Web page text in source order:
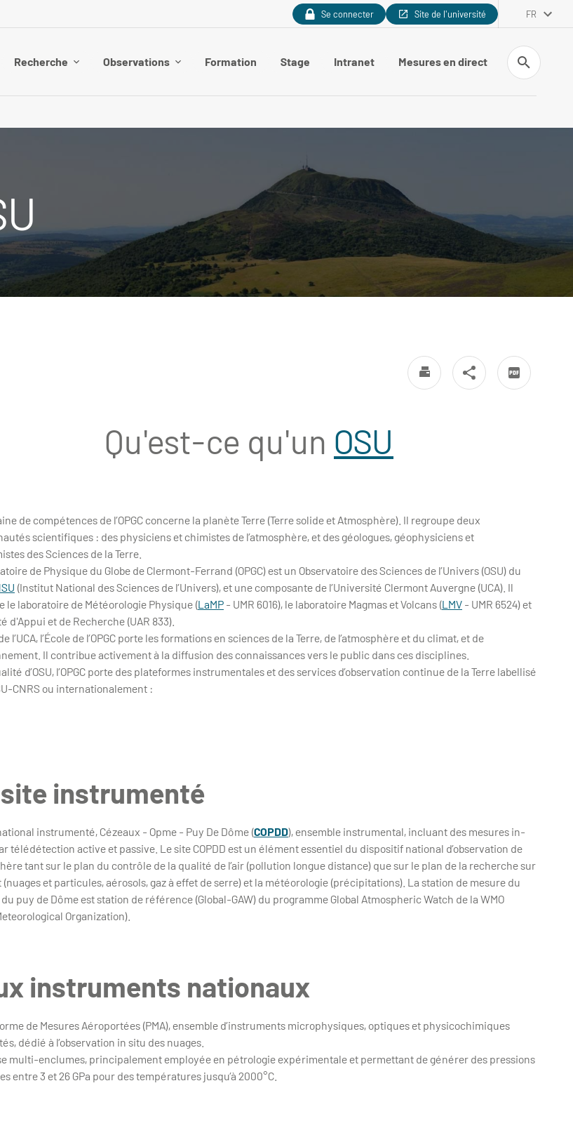
Se connecter Site de l'université FR
Recherche Observations Formation Stage Intranet Mesures en direct
Recherche
Qu'est-ce qu'un OSU
de compétences de l’OPGC concerne la planète Terre (Terre solide et Atmosphère). Il regroupe deux
scientifiques : des physiciens et chimistes de l’atmosphère, et des géologues, géophysiciens et
des Sciences de la Terre.
de Physique du Globe de Clermont-Ferrand (OPGC) est un Observatoire des Sciences de l’Univers (OSU) du
(Institut National des Sciences de l’Univers), et une composante de l’Université Clermont Auvergne (UCA). Il
le laboratoire de Météorologie Physique (LaMP- UMR 6016), le laboratoire Magmas et Volcans (LMV- UMR 6524) et
d'Appui et de Recherche (UAR 833).
l’UCA, l’École de l’OPGC porte les formations en sciences de la Terre, de l’atmosphère et du climat, et de
Il contribue activement à la diffusion des connaissances vers le public dans ces disciplines.
d’OSU, l’OPGC porte des plateformes instrumentales et des services d’observation continue de la Terre labellisé
CNRS ou internationalement :
instrumenté
instrumenté, Cézeaux - Opme - Puy De Dôme (COPDD), ensemble instrumental, incluant des mesures in-
télédétection active et passive. Le site COPDD est un élément essentiel du dispositif national d’observation de
tant sur le plan du contrôle de la qualité de l’air (pollution longue distance) que sur le plan de la recherche sur
(nuages et particules, aérosols, gaz à effet de serre) et la météorologie (précipitations). La station de mesure du
puy de Dôme est station de référence (Global-GAW) du programme Global Atmospheric Watch de la WMO
Organization).
instruments nationaux
de Mesures Aéroportées (PMA), ensemble d’instruments microphysiques, optiques et physicochimiques
dédié à l’observation in situ des nuages.
multi-enclumes, principalement employée en pétrologie expérimentale et permettant de générer des pressions
entre 3 et 26 GPa pour des températures jusqu’à 2000°C.